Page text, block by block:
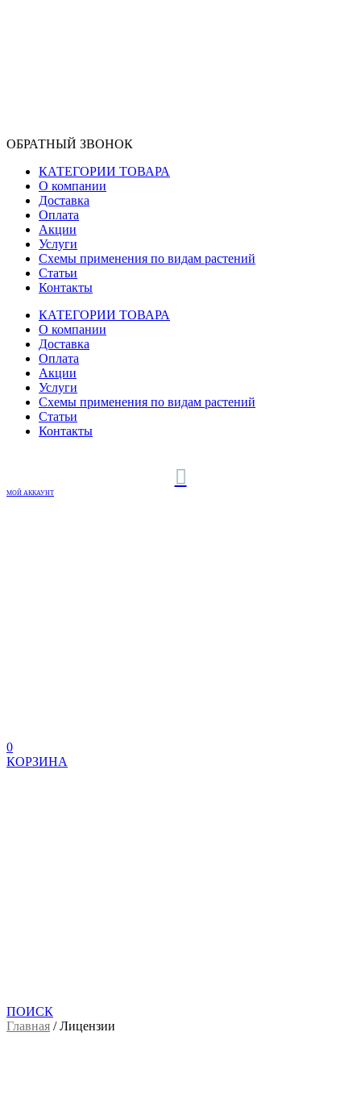
ОБРАТНЫЙ ЗВОНОК
КАТЕГОРИИ ТОВАРА
О компании
Доставка
Оплата
Акции
Услуги
Схемы применения по видам растений
Статьи
Контакты
КАТЕГОРИИ ТОВАРА
О компании
Доставка
Оплата
Акции
Услуги
Схемы применения по видам растений
Статьи
Контакты
МОЙ АККАУНТ
0
КОРЗИНА
ПОИСК
Главная /Лицензии